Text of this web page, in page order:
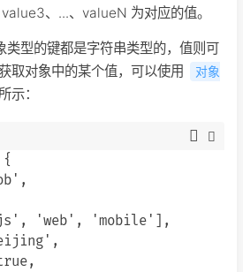
、...、valueN 为对应的值。
型的键都是字符串类型的，值则可
取对象中的某个值，可以使用
对象
示：
{
'web', 'mobile'],